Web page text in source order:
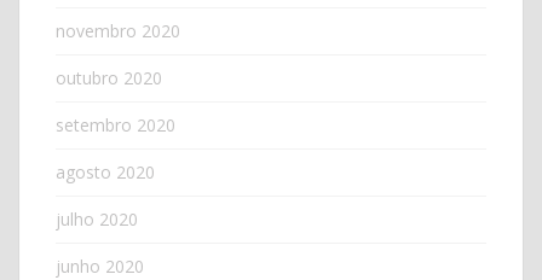
novembro 2020
outubro 2020
setembro 2020
agosto 2020
julho 2020
junho 2020